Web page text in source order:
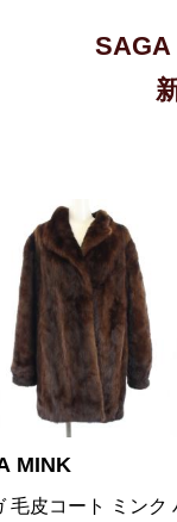
SAGA
MINK
毛皮コート ミンク